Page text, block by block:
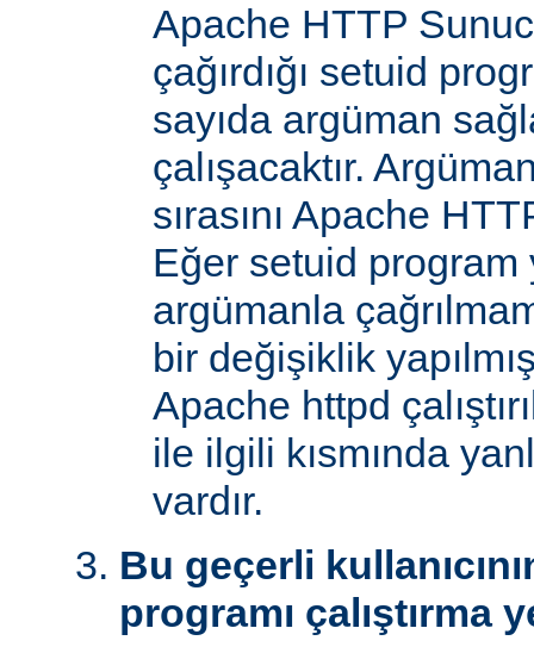
Apache HTTP
çağırdığı setuid
sayıda argüman
çalışacaktır.
sırasını Apache
Eğer setuid program
argümanla
bir değişiklik
Apache httpd
ile ilgili kısmında
vardır.
Bu geçerli
programı çalıştırma